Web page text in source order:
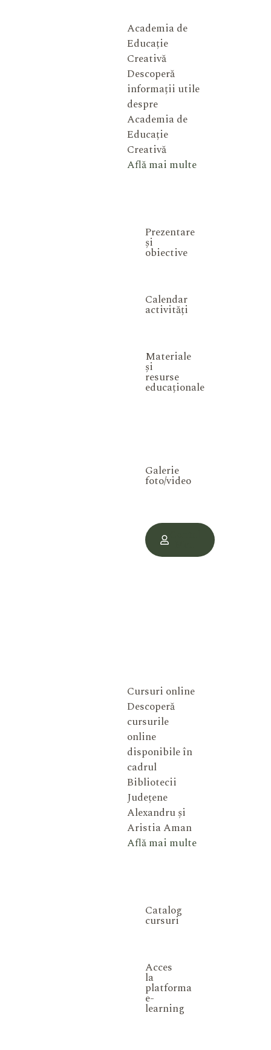
Academia de
Educație
Creativă
Descoperă
informații utile
despre
Academia de
Educație
Creativă
Află mai multe
Prezentare
și
obiective
Calendar
activități
Materiale
și
resurse
educaționale
Galerie
foto/video
Cursuri online
Descoperă
cursurile
online
disponibile în
cadrul
Bibliotecii
Județene
Alexandru și
Aristia Aman
Află mai multe
Catalog
cursuri
Acces
la
platforma
e-
learning